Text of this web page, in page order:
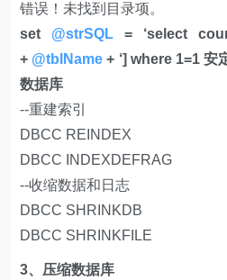
错误！未找到目录项。
set @strSQL = ‘select
+ @tblName + ‘] where 1=1 安
数据库
--重建索引
DBCC REINDEX
DBCC INDEXDEFRAG
--收缩数据和日志
DBCC SHRINKDB
DBCC SHRINKFILE
3、压缩数据库